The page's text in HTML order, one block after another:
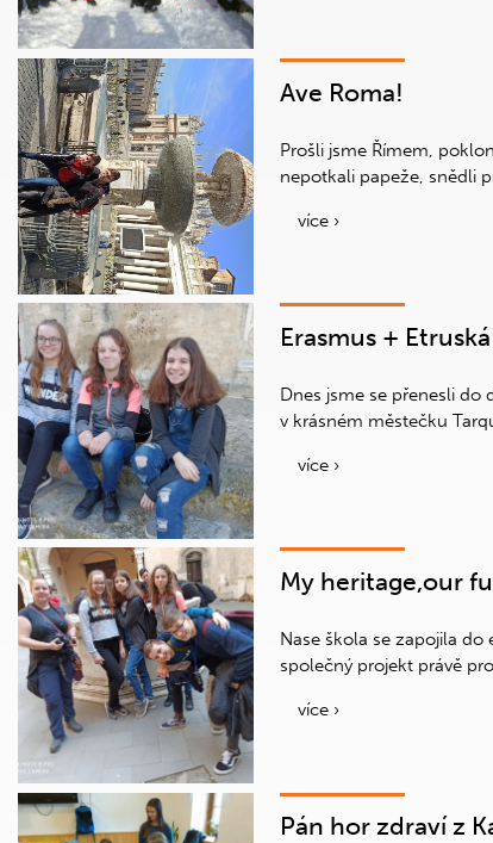
Ave Roma!
Prošli jsme Římem,
nepotkali papeže, snědli
více ›
Erasmus +
Dnes jsme se přenesli
v krásném městečku
více ›
My heritage,our
Nase škola se zapojila
společný projekt právě
více ›
Pán hor zdraví z